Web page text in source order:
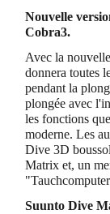
Nouvelle
Cobra3.
Avec la
donnera toutes
pendant la
plongée avec
les fonctions
moderne. Les
Dive 3D
Matrix et, un
Suunto Dive